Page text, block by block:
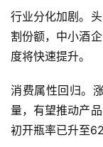
目
A
I
提
示
词
行业分化加剧。
割份额，中小酒
度将快速提升。
消费属性回归。
量，有望推动产
初开瓶率已升至